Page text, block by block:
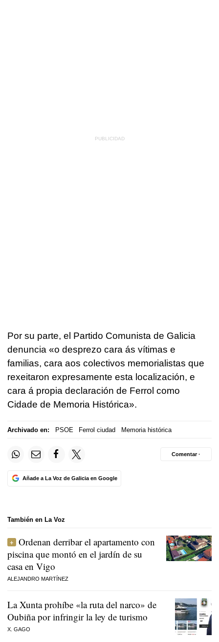
Por su parte, el Partido Comunista de Galicia
denuncia «o desprezo cara ás vítimas e
familias, cara aos colectivos memorialistas que
rexeitaron expresamente esta localización, e
cara á propia declaración de Ferrol como
Cidade de Memoria Histórica».
Archivado en: PSOE Ferrol ciudad Memoria histórica
Añade a La Voz de Galicia en Google
Comentar ·
También en La Voz
Ordenan derribar el apartamento con
piscina que montó en el jardín de su
casa en Vigo
ALEJANDRO MARTÍNEZ
La Xunta prohíbe «la ruta del narco» de
Oubiña por infringir la ley de turismo
X. GAGO